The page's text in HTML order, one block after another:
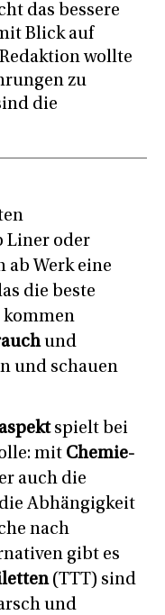
das bessere
Blick auf
wollte
zu
die
Liner oder
ab Werk eine
die beste
kommen
und
und schauen
spielt bei
mit Chemie-
auch die
Abhängigkeit
nach
gibt es
(TTT) sind
und